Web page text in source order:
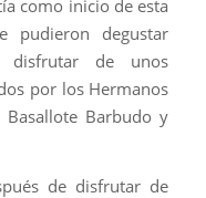
como inicio de esta
pudieron degustar
disfrutar de unos
por los Hermanos
Basallote Barbudo y
de disfrutar de